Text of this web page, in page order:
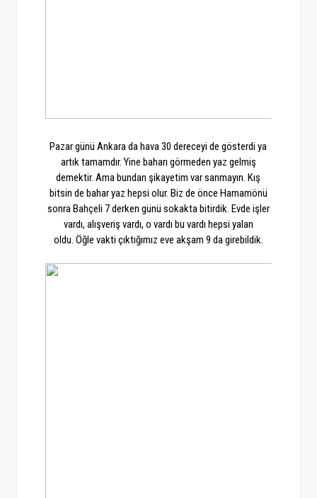
Pazar günü Ankara da hava 30 dereceyi de gösterdi ya
artık tamamdır. Yine baharı görmeden yaz gelmiş
demektir. Ama bundan şikayetim var sanmayın. Kış
bitsin de bahar yaz hepsi olur. Biz de önce Hamamönü
sonra Bahçeli 7 derken günü sokakta bitirdik. Evde işler
vardı, alışveriş vardı, o vardı bu vardı hepsi yalan
oldu. Öğle vakti çıktığımız eve akşam 9 da girebildik.